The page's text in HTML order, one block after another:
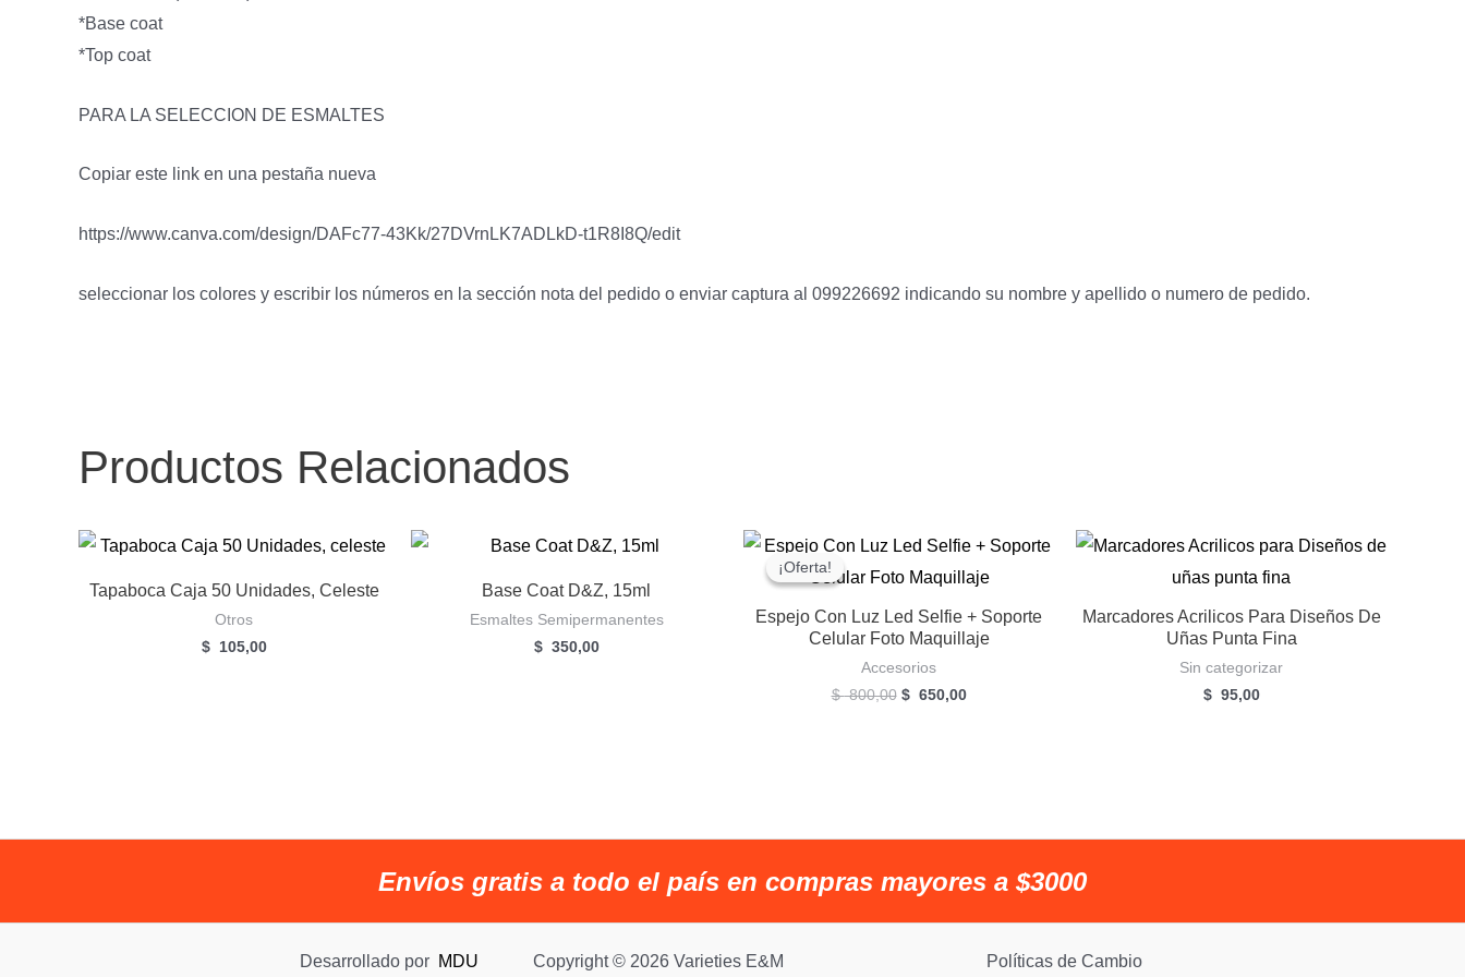
*Base coat
*Top coat
PARA LA SELECCION DE ESMALTES
Copiar este link en una pestaña nueva
https://www.canva.com/design/DAFc77-43Kk/27DVrnLK7ADLkD-t1R8I8Q/edit
seleccionar los colores y escribir los números en la sección nota del pedido o enviar captura al 099226692 indicando su nombre y apellido o numero de pedido.
Productos Relacionados
Tapaboca Caja 50 Unidades, Celeste
Otros
$ 105,00
Base Coat D&Z, 15ml
Esmaltes Semipermanentes
$ 350,00
¡Oferta!
¡Oferta!
Espejo Con Luz Led Selfie + Soporte
Celular Foto Maquillaje
Accesorios
$800,00 El
$ 650,00El
Marcadores Acrilicos Para Diseños De
Uñas Punta Fina
Sin categorizar
$ 95,00
Envíos gratis a todo el país en compras mayores a $3000
Desarrollado por MDU Copyright © 2026 Varieties E&M Políticas de Cambio